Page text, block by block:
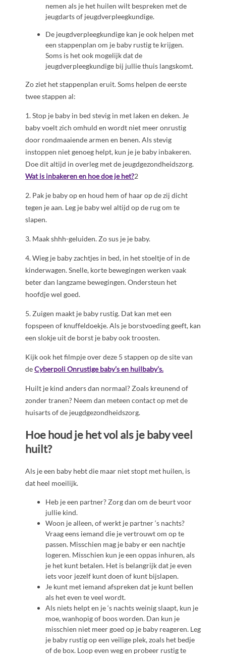
nemen als je het huilen wilt bespreken met de
jeugdarts of jeugdverpleegkundige.
De jeugdverpleegkundige kan je ook helpen met
een stappenplan om je baby rustig te krijgen.
Soms is het ook mogelijk dat de
jeugdverpleegkundige bij jullie thuis langskomt.
Zo ziet het stappenplan eruit. Soms helpen de eerste
twee stappen al:
1. Stop je baby in bed stevig in met laken en deken. Je
baby voelt zich omhuld en wordt niet meer onrustig
door rondmaaiende armen en benen. Als stevig
instoppen niet genoeg helpt, kun je je baby inbakeren.
Doe dit altijd in overleg met de jeugdgezondheidszorg.
Wat is inbakeren en hoe doe je het?2
2. Pak je baby op en houd hem of haar op de zij dicht
tegen je aan. Leg je baby wel altijd op de rug om te
slapen.
3. Maak shhh-geluiden. Zo sus je je baby.
4. Wieg je baby zachtjes in bed, in het stoeltje of in de
kinderwagen. Snelle, korte bewegingen werken vaak
beter dan langzame bewegingen. Ondersteun het
hoofdje wel goed.
5. Zuigen maakt je baby rustig. Dat kan met een
fopspeen of knuffeldoekje. Als je borstvoeding geeft, kan
een slokje uit de borst je baby ook troosten.
Kijk ook het filmpje over deze 5 stappen op de site van
deCyberpoli Onrustige baby’s en huilbaby’s.
Huilt je kind anders dan normaal? Zoals kreunend of
zonder tranen? Neem dan meteen contact op met de
huisarts of de jeugdgezondheidszorg.
Hoe houd je het vol als je baby veel
huilt?
Als je een baby hebt die maar niet stopt met huilen, is
dat heel moeilijk.
Heb je een partner? Zorg dan om de beurt voor
jullie kind.
Woon je alleen, of werkt je partner ‘s nachts?
Vraag eens iemand die je vertrouwt om op te
passen. Misschien mag je baby er een nachtje
logeren. Misschien kun je een oppas inhuren, als
je het kunt betalen. Het is belangrijk dat je even
iets voor jezelf kunt doen of kunt bijslapen.
Je kunt met iemand afspreken dat je kunt bellen
als het even te veel wordt.
Als niets helpt en je ‘s nachts weinig slaapt, kun je
moe, wanhopig of boos worden. Dan kun je
misschien niet meer goed op je baby reageren. Leg
je baby rustig op een veilige plek, zoals het bedje
of de box. Loop even weg en probeer rustig te